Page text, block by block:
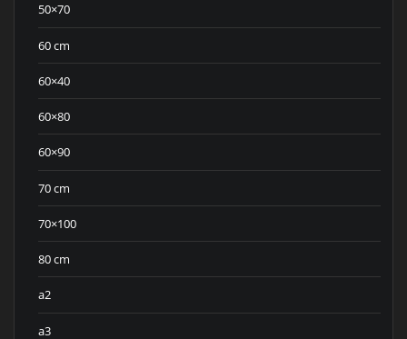
50×70
60 cm
60×40
60×80
60×90
70 cm
70×100
80 cm
a2
a3